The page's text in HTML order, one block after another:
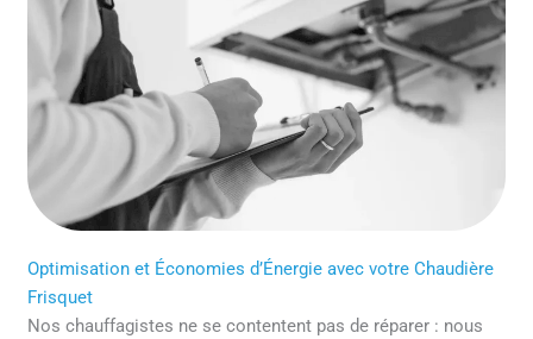
Optimisation et Économies d’Énergie avec votre Chaudière
Frisquet
Nos chauffagistes ne se contentent pas de réparer : nous